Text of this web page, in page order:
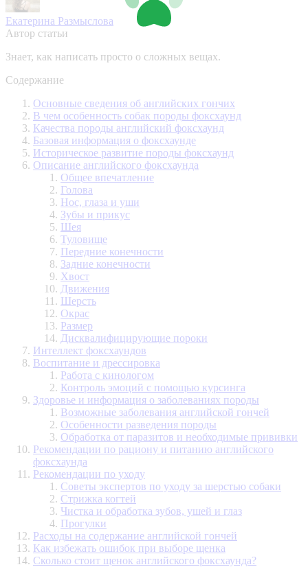
Екатерина Размыслова
Автор статьи
Знает, как написать просто о сложных вещах.
Содержание
Основные сведения об английских гончих
В чем особенность собак породы фоксхаунд
Качества породы английский фоксхаунд
Базовая информация о фоксхаунде
Историческое развитие породы фоксхаунд
Описание английского фоксхаунда
Общее впечатление
Голова
Нос, глаза и уши
Зубы и прикус
Шея
Туловище
Передние конечности
Задние конечности
Хвост
Движения
Шерсть
Окрас
Размер
Дисквалифицирующие пороки
Интеллект фоксхаундов
Воспитание и дрессировка
Работа с кинологом
Контроль эмоций с помощью курсинга
Здоровье и информация о заболеваниях породы
Возможные заболевания английской гончей
Особенности разведения породы
Обработка от паразитов и необходимые прививки
Рекомендации по рациону и питанию английского
фоксхаунда
Рекомендации по уходу
Советы экспертов по уходу за шерстью собаки
Стрижка когтей
Чистка и обработка зубов, ушей и глаз
Прогулки
Расходы на содержание английской гончей
Как избежать ошибок при выборе щенка
Сколько стоит щенок английского фоксхаунда?